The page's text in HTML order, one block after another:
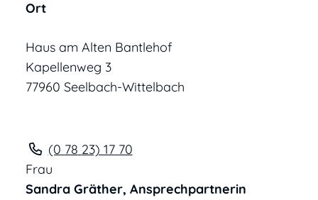
Ort
Haus am Alten Bantlehof
Kapellenweg 3
77960 Seelbach-Wittelbach
(0 78 23) 17 70
Frau
Sandra Gräther, Ansprechpartnerin